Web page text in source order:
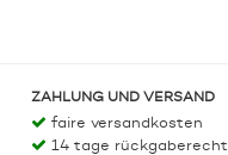
ZAHLUNG UND VERSAND
faire versandkosten
14 tage rückgaberecht